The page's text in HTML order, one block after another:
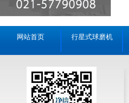
网站首页 行星式球磨机